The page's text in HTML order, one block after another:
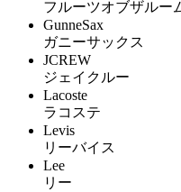
フルーツオブザルー
GunneSax
ガニーサックス
JCREW
ジェイクルー
Lacoste
ラコステ
Levis
リーバイス
Lee
リー